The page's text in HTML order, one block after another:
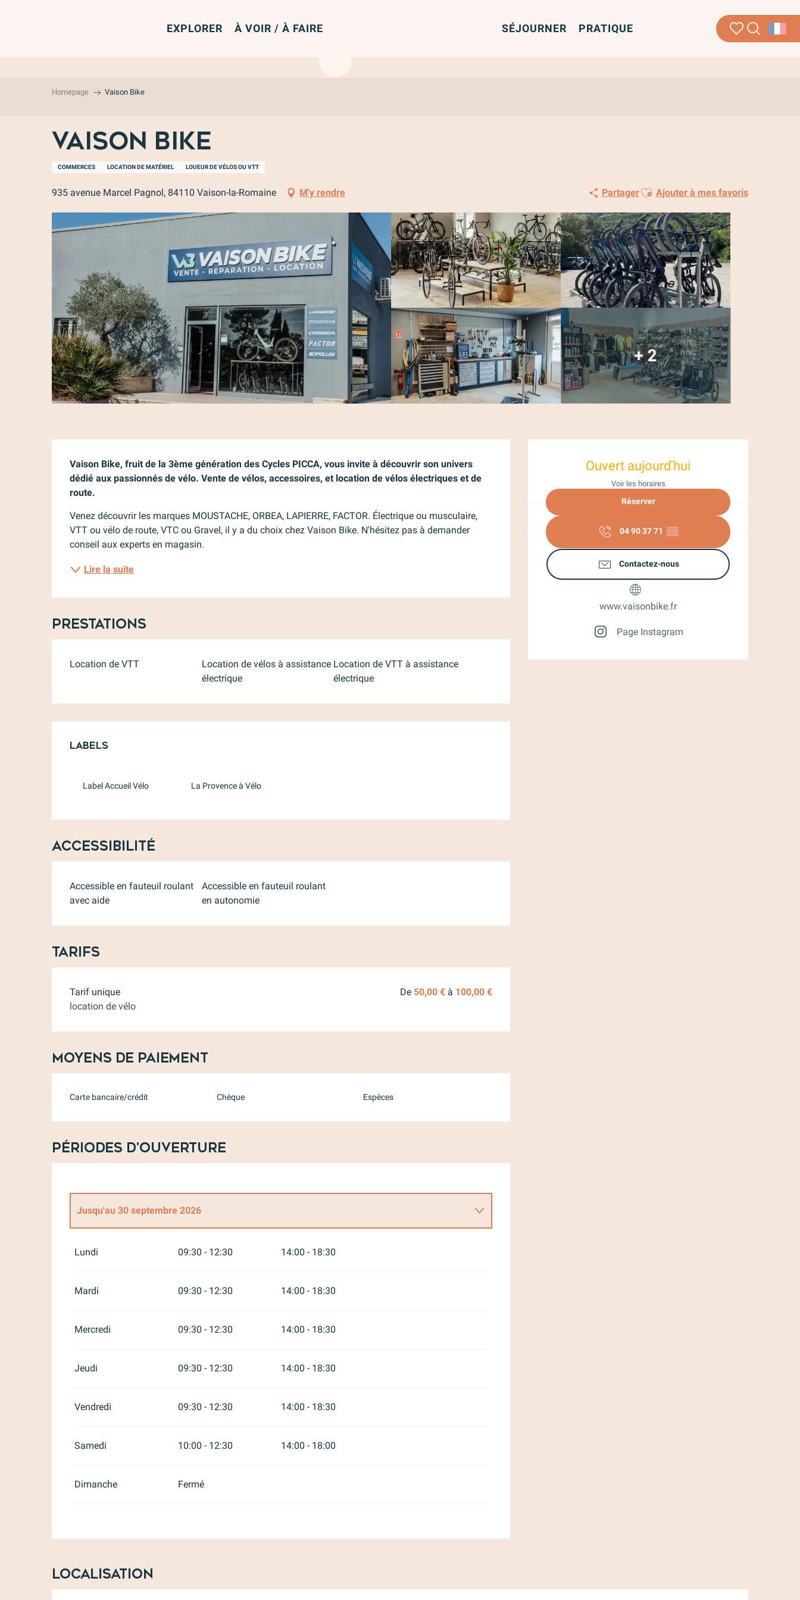
Recherche
EXPLORER À VOIR / À FAIRE SÉJOURNER PRATIQUE
Homepage Vaison Bike
Vaison Bike
COMMERCES LOCATION DE MATÉRIEL LOUEUR DE VÉLOS OU VTT
935 avenue Marcel Pagnol, 84110 Vaison-la-Romaine M'y rendre PartagerAjouter aux favoris
Ajouter à mes favoris
+ 2
Ouverture et
Ouvert aujourd'hui
Voir les horaires
Réserver
04 90 37 71 ▒▒
Contactez-nous
www.vaisonbike.fr
Page Instagram
Description
Vaison Bike, fruit de la 3ème génération des Cycles PICCA, vous invite à découvrir son univers
dédié aux passionnés de vélo. Vente de vélos, accessoires, et location de vélos électriques et de
route.
Venez découvrir les marques MOUSTACHE, ORBEA, LAPIERRE, FACTOR. Électrique ou musculaire,
VTT ou vélo de route, VTC ou Gravel, il y a du choix chez Vaison Bike. N'hésitez pas à demander
conseil aux experts en magasin.
Lire la suite
Prestations
Location de VTT
Location de vélos à assistance
électrique
Location de VTT à assistance
électrique
Offres de prestations
Labels
Labels
Label Accueil Vélo La Provence à Vélo
Accessibilité
Accessible en fauteuil roulant
avec aide
Accessible en fauteuil roulant
en autonomie
Tarifs
Tarifs 2026
Tarif unique
location de vélo
De 50,00 € à 100,00 €
Moyens de paiement
Carte bancaire/crédit Chèque Espèces
Périodes d'ouverture
Jusqu'au 30 septembre 2026
Lundi 09:30 - 12:30 14:00 - 18:30
Mardi 09:30 - 12:30 14:00 - 18:30
Mercredi 09:30 - 12:30 14:00 - 18:30
Jeudi 09:30 - 12:30 14:00 - 18:30
Vendredi 09:30 - 12:30 14:00 - 18:30
Samedi 10:00 - 12:30 14:00 - 18:00
Dimanche Fermé
Localisation